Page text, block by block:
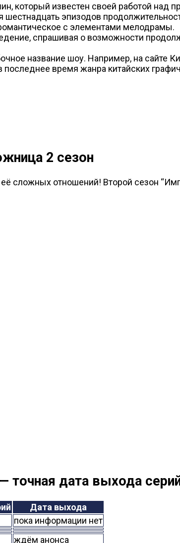
который известен своей работой над
шестнадцать эпизодов
с элементами мелодрамы.
спрашивая о возможности
название шоу. Например, на сайте
последнее время жанра китайских
2 сезон
сложных отношений! Второй сезон
точная дата выхода
Дата выхода
пока информации нет
ждём анонса